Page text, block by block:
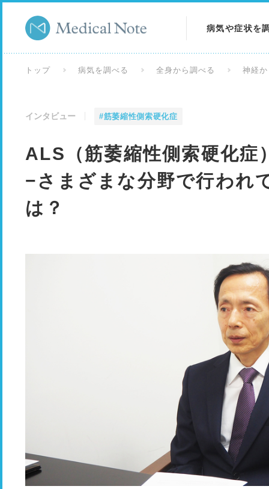
病気や症状を
トップ 病気を調べる 全身から調べる 神経
インタビュー #筋萎縮性側索硬化症
ALS（筋萎縮性側索硬化症
−さまざまな分野で行われ
は？